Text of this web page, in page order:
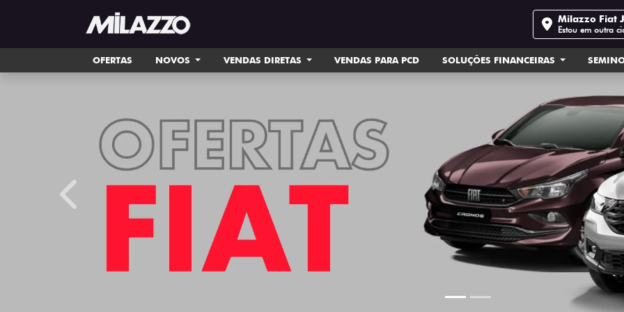
Milazzo Fiat
Estou em outra
OFERTAS NOVOS VENDAS DIRETAS VENDAS PARA PCD SOLUÇÕES FINANCEIRAS
templates.template-01.components.carousel.texts.control_prev